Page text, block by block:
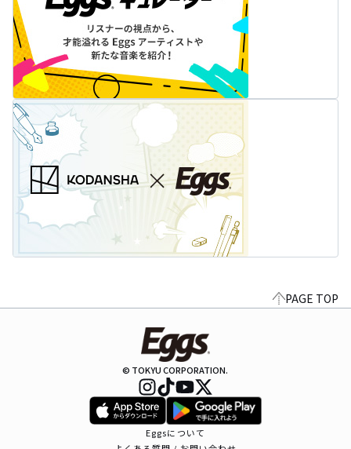
PAGE TOP
© TOKYU CORPORATION.
Eggsについて